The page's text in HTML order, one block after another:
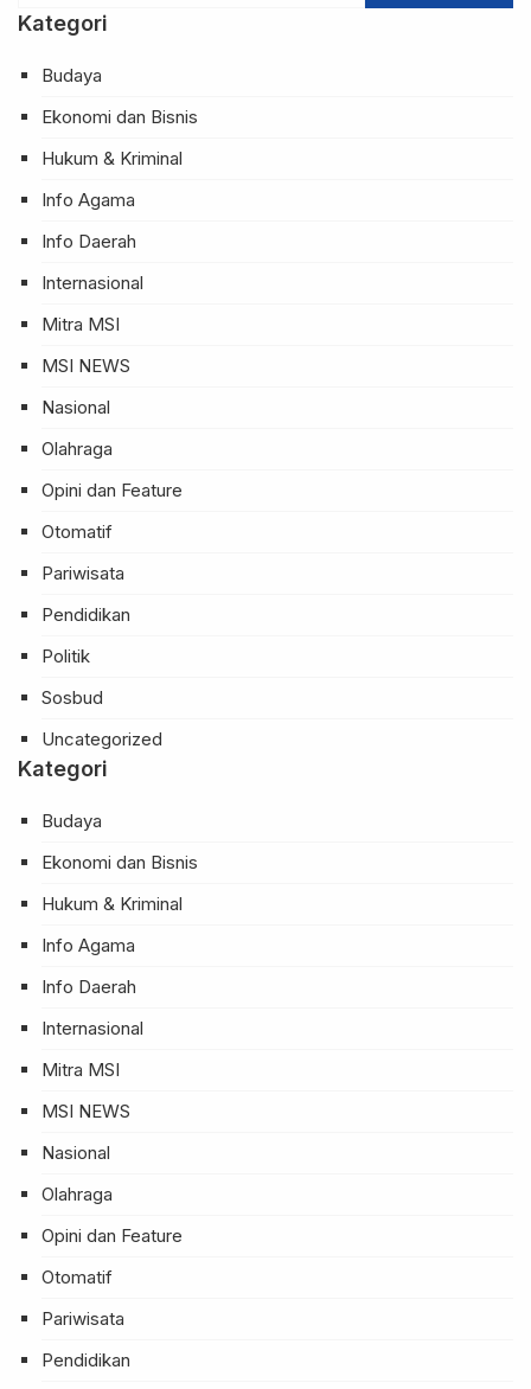
Kategori
Budaya
Ekonomi dan Bisnis
Hukum & Kriminal
Info Agama
Info Daerah
Internasional
Mitra MSI
MSI NEWS
Nasional
Olahraga
Opini dan Feature
Otomatif
Pariwisata
Pendidikan
Politik
Sosbud
Uncategorized
Kategori
Budaya
Ekonomi dan Bisnis
Hukum & Kriminal
Info Agama
Info Daerah
Internasional
Mitra MSI
MSI NEWS
Nasional
Olahraga
Opini dan Feature
Otomatif
Pariwisata
Pendidikan